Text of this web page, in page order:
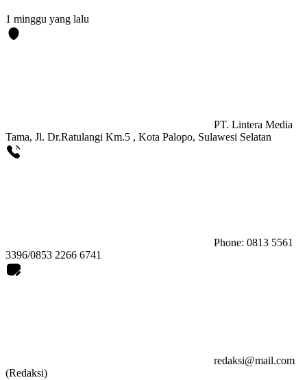
1 minggu yang lalu
PT. Lintera Media
Tama, Jl. Dr.Ratulangi Km.5 , Kota Palopo, Sulawesi Selatan
Phone: 0813 5561
3396/0853 2266 6741
redaksi@mail.com
(Redaksi)